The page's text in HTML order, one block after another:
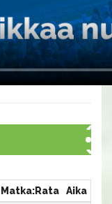
Matka:Rata Aika